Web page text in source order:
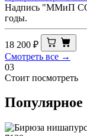
Надпись "ММиП
годы.
18 200 ₽
Смотреть все →
03
Стоит посмотреть
Популярное